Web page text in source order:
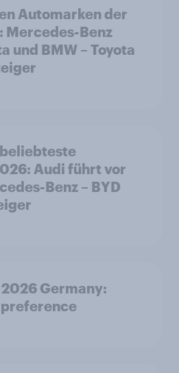
Automarken der
Mercedes-Benz
und BMW – Toyota
Audi führt vor
Benz – BYD
Germany: